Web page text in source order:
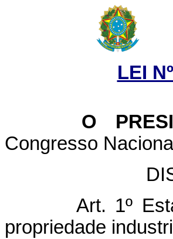
LEI
O
Congresso
Art. 1º
propriedade